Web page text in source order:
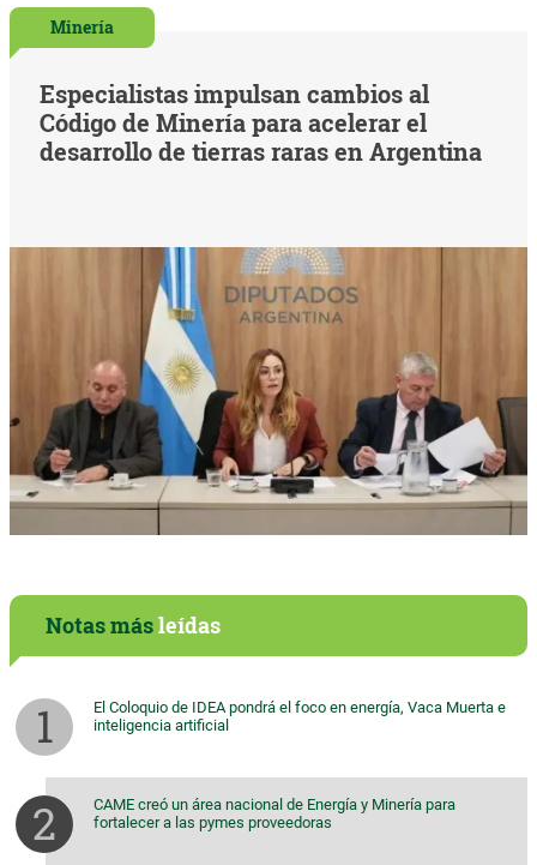
Minería
Especialistas impulsan cambios al
Código de Minería para acelerar el
desarrollo de tierras raras en Argentina
Notas másleídas
El Coloquio de IDEA pondrá el foco en energía, Vaca Muerta e
inteligencia artificial
CAME creó un área nacional de Energía y Minería para
fortalecer a las pymes proveedoras